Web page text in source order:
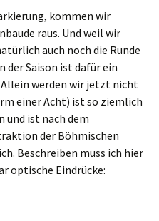
kommen wir
raus. Und weil wir
auch noch die Runde
der Saison ist dafür ein
werden wir jetzt nicht
einer Acht) ist so ziemlich
und ist nach dem
der Böhmischen
Beschreiben muss ich hier
optische Eindrücke: